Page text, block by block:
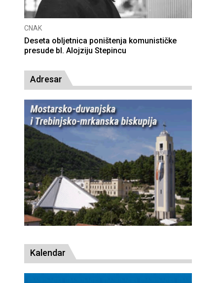
CNAK
Deseta obljetnica poništenja komunističke
presude bl. Alojziju Stepincu
Adresar
Kalendar